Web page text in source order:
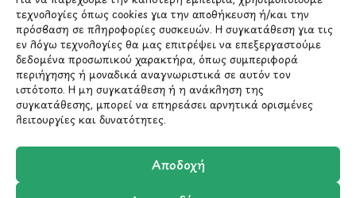
τεχνολογίες όπως cookies για την αποθήκευση ή/και την
πρόσβαση σε πληροφορίες συσκευών. Η συγκατάθεση για τις
εν λόγω τεχνολογίες θα μας επιτρέψει να επεξεργαστούμε
δεδομένα προσωπικού χαρακτήρα, όπως συμπεριφορά
περιήγησης ή μοναδικά αναγνωριστικά σε αυτόν τον
ιστότοπο. Η μη συγκατάθεση ή η ανάκληση της
συγκατάθεσης, μπορεί να επηρεάσει αρνητικά ορισμένες
λειτουργίες και δυνατότητες.
Αποδοχή
ΜΕΝΟΥ
Ο Λογαριασμός μου
Σύγκριση Προϊόντων
Wishlist
Καλάθι
Shop